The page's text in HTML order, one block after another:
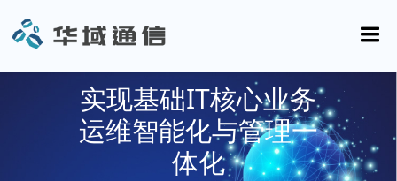
实现基础IT核心业务
运维智能化与管理一
体化